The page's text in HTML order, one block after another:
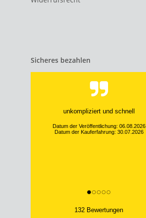
Sicheres bezahlen
unkompliziert und schnell
Datum der Veröffentlichung: 06.08.2026
Datum der Kauferfahrung: 30.07.2026
132 Bewertungen